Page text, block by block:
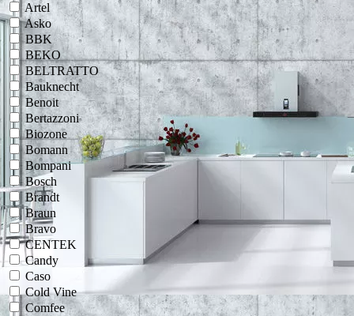
Artel
Asko
BBK
BEKO
BELTRATTO
Bauknecht
Benoit
Bertazzoni
Biozone
Bomann
Bompani
Bosch
Brandt
Braun
Bravo
CENTEK
Candy
Caso
Cold Vine
Comfee